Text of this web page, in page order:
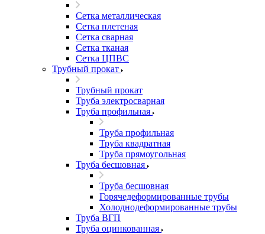
Сетка металлическая
Сетка плетеная
Сетка сварная
Сетка тканая
Сетка ЦПВС
Трубный прокат
Трубный прокат
Труба электросварная
Труба профильная
Труба профильная
Труба квадратная
Труба прямоугольная
Труба бесшовная
Труба бесшовная
Горячедеформированные трубы
Холоднодеформированные трубы
Труба ВГП
Труба оцинкованная